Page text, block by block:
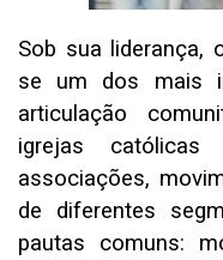
Sob sua liderança,
se um dos mais
articulação
igrejas católicas
associações,
de diferentes
pautas comuns: